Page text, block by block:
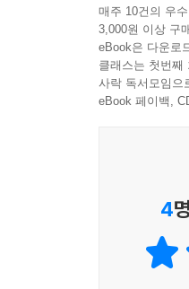
직선적으로
논법은 서양
그런데 그의
한때 사람들
우리나라 사
던져준다. 단
매주 10건의 우
3,000원 이상 구
eBook은 다운로
클래스는 첫번째
사락 독서모임으
eBook 페이백,
4